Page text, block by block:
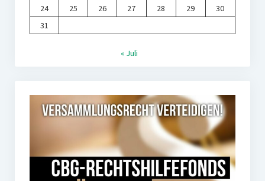
24 25 26 27 28 29
30
31
« Juli